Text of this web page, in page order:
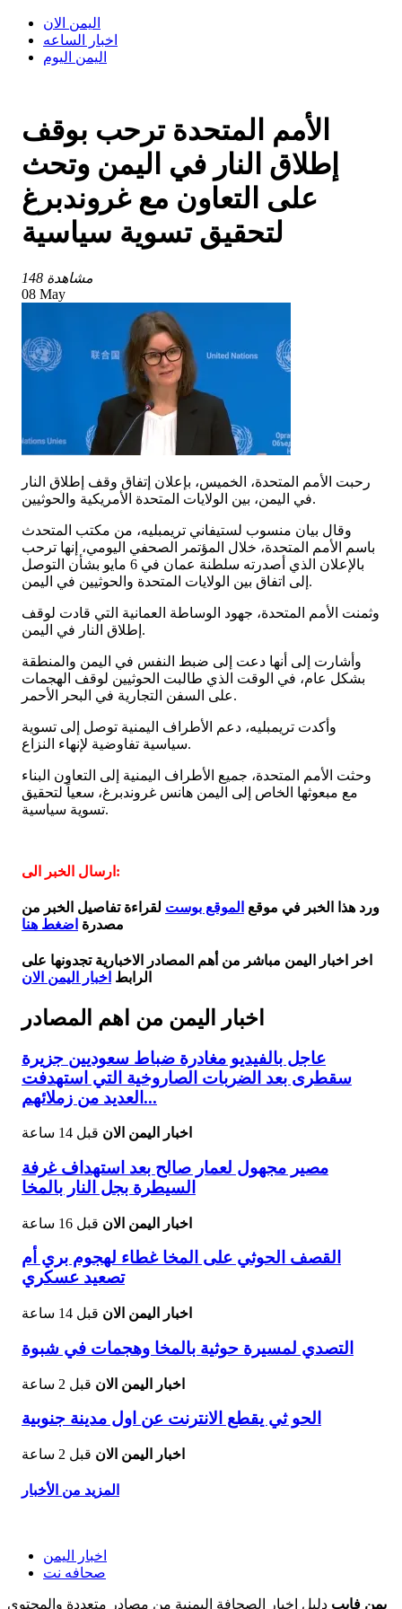
اليمن الان
اخبار الساعه
اليمن اليوم
الأمم المتحدة ترحب بوقف
إطلاق النار في اليمن وتحث
على التعاون مع غروندبرغ
لتحقيق تسوية سياسية
148 مشاهدة
08 May
رحبت الأمم المتحدة، الخميس، بإعلان إتفاق وقف إطلاق النار
في اليمن، بين الولايات المتحدة الأمريكية والحوثيين.
وقال بيان منسوب لستيفاني تريمبليه، من مكتب المتحدث
باسم الأمم المتحدة، خلال المؤتمر الصحفي اليومي، إنها ترحب
بالإعلان الذي أصدرته سلطنة عمان في 6 مايو بشأن التوصل
إلى اتفاق بين الولايات المتحدة والحوثيين في اليمن.
وثمنت الأمم المتحدة، جهود الوساطة العمانية التي قادت لوقف
إطلاق النار في اليمن.
وأشارت إلى أنها دعت إلى ضبط النفس في اليمن والمنطقة
بشكل عام، في الوقت الذي طالبت الحوثيين لوقف الهجمات
على السفن التجارية في البحر الأحمر.
وأكدت تريمبليه، دعم الأطراف اليمنية توصل إلى تسوية
سياسية تفاوضية لإنهاء النزاع.
وحثت الأمم المتحدة، جميع الأطراف اليمنية إلى التعاون البناء
مع مبعوثها الخاص إلى اليمن هانس غروندبرغ، سعياً لتحقيق
تسوية سياسية.
ارسال الخبر الى:
ورد هذا الخبر في موقع الموقع بوست لقراءة تفاصيل الخبر من
مصدرة اضغط هنا
اخر اخبار اليمن مباشر من أهم المصادر الاخبارية تجدونها على
الرابط اخبار اليمن الان
اخبار اليمن من اهم المصادر
عاجل بالفيديو مغادرة ضباط سعوديين جزيرة
سقطرى بعد الضربات الصاروخية التي استهدفت
العديد من زملائهم...
اخبار اليمن الان قبل 14 ساعة
مصير مجهول لعمار صالح بعد استهداف غرفة
السيطرة بجل النار بالمخا
اخبار اليمن الان قبل 16 ساعة
القصف الحوثي على المخا غطاء لهجوم بري أم
تصعيد عسكري
اخبار اليمن الان قبل 14 ساعة
التصدي لمسيرة حوثية بالمخا وهجمات في شبوة
اخبار اليمن الان قبل 2 ساعة
الحو ثي يقطع الانترنت عن اول مدينة جنوبية
اخبار اليمن الان قبل 2 ساعة
المزيد من الأخبار
اخبار اليمن
صحافه نت
يمن فايب دليل اخبار الصحافة اليمنية من مصادر متعددة والمحتوى